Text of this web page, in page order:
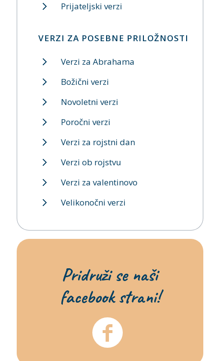
Prijateljski verzi
VERZI ZA POSEBNE PRILOŽNOSTI
Verzi za Abrahama
Božični verzi
Novoletni verzi
Poročni verzi
Verzi za rojstni dan
Verzi ob rojstvu
Verzi za valentinovo
Velikonočni verzi
Pridruži se naši
facebook strani!